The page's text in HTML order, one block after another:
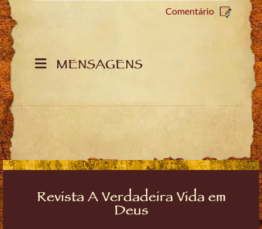
Comentário
MENSAGENS
Revista A Verdadeira Vida em
Deus